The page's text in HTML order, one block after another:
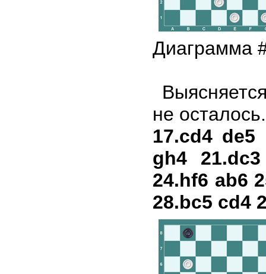
Диаграмма
не
17.cd4 de5
gh4
24.hf6 ab6
28.bc5 cd4